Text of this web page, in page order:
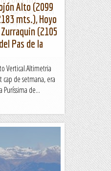
sortida: ¾ de set del
aproximat: 5 h 15
Alto (2099
mts.), Hoyo
(2105
Pas de la
Vertical.Altimetria
cap de setmana, era
de...